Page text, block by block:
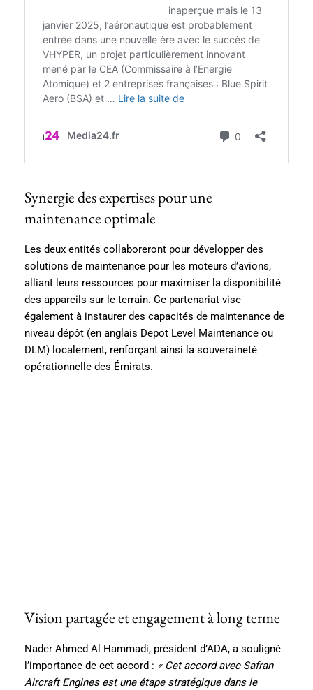
Synergie des expertises pour une
maintenance optimale
Les deux entités collaboreront pour développer des
solutions de maintenance pour les moteurs d’avions,
alliant leurs ressources pour maximiser la disponibilité
des appareils sur le terrain. Ce partenariat vise
également à instaurer des capacités de maintenance de
niveau dépôt (en anglais Depot Level Maintenance ou
DLM) localement, renforçant ainsi la souveraineté
opérationnelle des Émirats.
Vision partagée et engagement à long terme
Nader Ahmed Al Hammadi, président d’ADA, a souligné
l’importance de cet accord : « Cet accord avec Safran
Aircraft Engines est une étape stratégique dans le